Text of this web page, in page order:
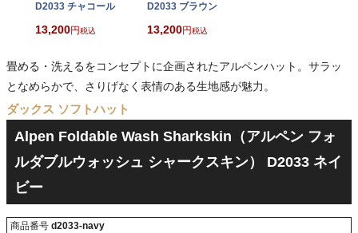
D2033 チャコール
13,200 税込
D2033 ブラウン
13,200 税込
畳める・洗えるをコンセプトに企画されたアルペンハット。サラッ
となめらかで、さりげなく表情のある生地感が魅力。
ダックス ソフトハット
Alpen Foldable Wash Sharkskin（アルペン フォ
ルダブルウォッシュ シャークスキン） D2033 ネイ
ビー
商品番号 d2033-navy